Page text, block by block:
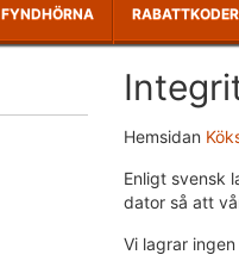
FYNDHÖRNA RABATTKODER
Hemsidan
Enligt svensk
dator så att
Vi lagrar